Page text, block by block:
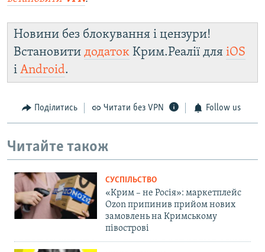
Новини без блокування і цензури!
Встановити додаток Крим.Реалії для iOS
і Android.
Поділитись Читати без VPN Follow us
Читайте також
СУСПІЛЬСТВО
«Крим – не Росія»: маркетплейс
Ozon припинив прийом нових
замовлень на Кримському
півострові